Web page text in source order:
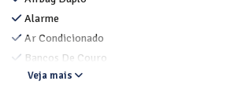
Alarme
Ar Condicionado
Bancos De Couro
Veja mais